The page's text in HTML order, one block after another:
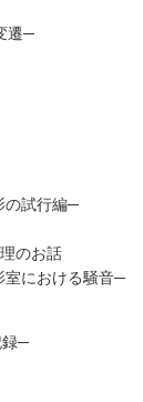
遷─
の試行編─
のお話
における騒音─
録─